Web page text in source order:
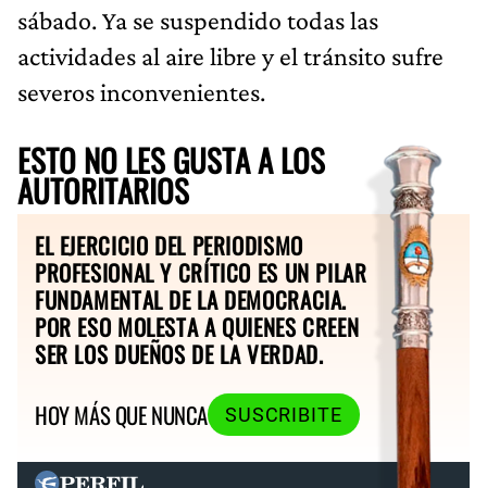
sábado. Ya se suspendido todas las
actividades al aire libre y el tránsito sufre
severos inconvenientes.
ESTO NO LES GUSTA A LOS
AUTORITARIOS
EL EJERCICIO DEL PERIODISMO
PROFESIONAL Y CRÍTICO ES UN PILAR
FUNDAMENTAL DE LA DEMOCRACIA.
POR ESO MOLESTA A QUIENES CREEN
SER LOS DUEÑOS DE LA VERDAD.
HOY MÁS QUE NUNCA
SUSCRIBITE